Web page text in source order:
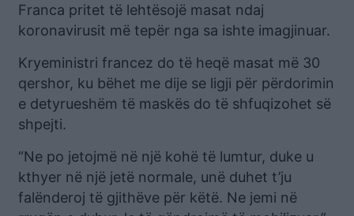
Franca pritet të lehtësojë masat ndaj
koronavirusit më tepër nga sa ishte imagjinuar.
Kryeministri francez do të heqë masat më 30
qershor, ku bëhet me dije se ligji për përdorimin
e detyrueshëm të maskës do të shfuqizohet së
shpejti.
“Ne po jetojmë në një kohë të lumtur, duke u
kthyer në një jetë normale, unë duhet t’ju
falënderoj të gjithëve për këtë. Ne jemi në